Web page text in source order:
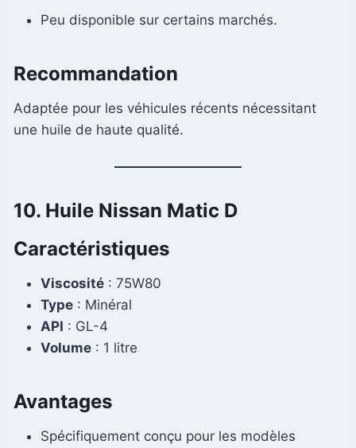
Peu disponible sur certains marchés.
Recommandation
Adaptée pour les véhicules récents nécessitant
une huile de haute qualité.
10. Huile Nissan Matic D
Caractéristiques
Viscosité : 75W80
Type : Minéral
API : GL-4
Volume : 1 litre
Avantages
Spécifiquement conçu pour les modèles